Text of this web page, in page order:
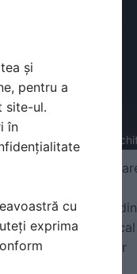
SHARE
în
și standarde
centre pediatrice din
de tratament medical
și a familiilor
și
pentru a
site-ul.
în
cu
exprima